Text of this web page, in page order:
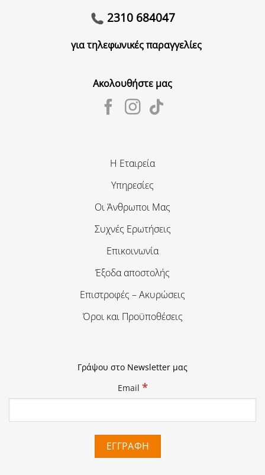
2310 684047
για τηλεφωνικές παραγγελίες
Ακολουθήστε μας
Η Εταιρεία
Υπηρεσίες
Οι Άνθρωποι Μας
Συχνές Ερωτήσεις
Επικοινωνία
Έξοδα αποστολής
Επιστροφές – Ακυρώσεις
Όροι και Προϋποθέσεις
Γράψου στο Newsletter μας
Email *